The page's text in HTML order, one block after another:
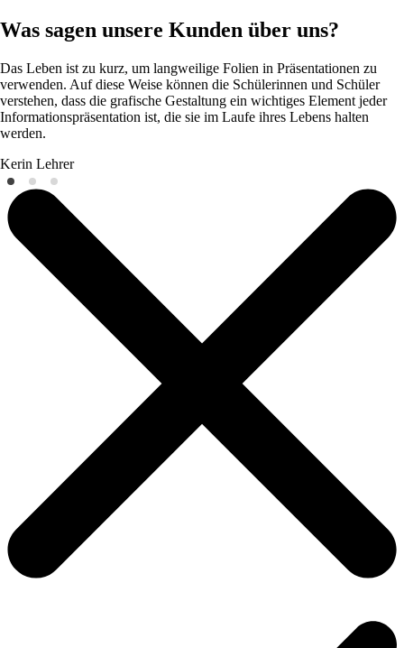
Was sagen unsere Kunden über uns?
Das Leben ist zu kurz, um langweilige Folien in Präsentationen zu
verwenden. Auf diese Weise können die Schülerinnen und Schüler
verstehen, dass die grafische Gestaltung ein wichtiges Element jeder
Informationspräsentation ist, die sie im Laufe ihres Lebens halten
werden.
Kerin Lehrer